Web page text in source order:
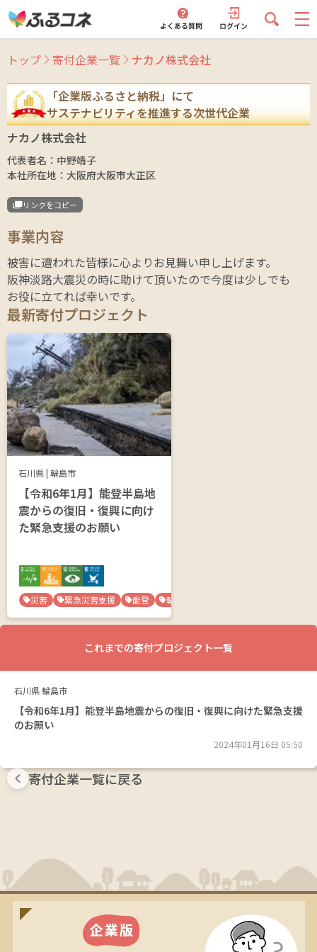
トップ 寄付企業一覧 ナカノ株式会社
「企業版ふるさと納税」にて
サステナビリティを推進する次世代企業
ナカノ株式会社
代表者名： 中野靖子
本社所在地： 大阪府大阪市大正区
リンクをコピー
事業内容
被害に遭われた皆様に心よりお見舞い申し上げます。
阪神淡路大震災の時に助けて頂いたので今度は少しでも
お役に立てれば幸いです。
最新寄付プロジェクト
石川県| 輪島市
【令和6年1月】能登半島地
震からの復旧・復興に向け
た緊急支援のお願い
災害 緊急災害支援 能登 輪島市
これまでの寄付プロジェクト一覧
石川県輪島市
【令和6年1月】能登半島地震からの復旧・復興に向けた緊急支援
のお願い
2024年01月16日 05:50
寄付企業一覧に戻る